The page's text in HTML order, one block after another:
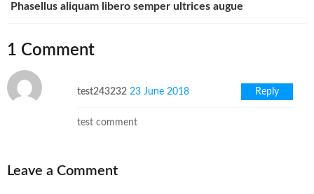
Phasellus aliquam libero semper ultrices augue
1 Comment
test243232 23 June 2018 Reply
test comment
Leave a Comment